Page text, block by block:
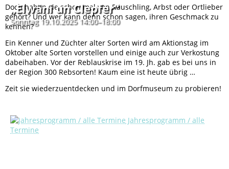
Doch haben sie schon mal von Räuschling, Arbst oder Ortlieber
gehört? Und wer kann denn schon sagen, ihren Geschmack zu
kennen?
Ein Kenner und Züchter alter Sorten wird am Aktionstag im
Oktober alte Sorten vorstellen und einige auch zur Verkostung
dabeihaben. Vor der Reblauskrise im 19. Jh. gab es bei uns in
der Region 300 Rebsorten! Kaum eine ist heute übrig …
Zeit sie wiederzuentdecken und im Dorfmuseum zu probieren!
„Elwäni un Clepfer“
Sonntag 19.10.2025 14:00–18:00
Jahresprogramm / alle
Termine